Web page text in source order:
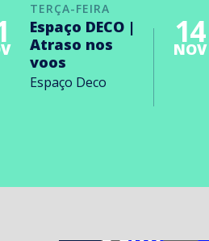
TERÇA-FEIRA
Espaço DECO |
Atraso nos
voos
Espaço Deco
14
NOV